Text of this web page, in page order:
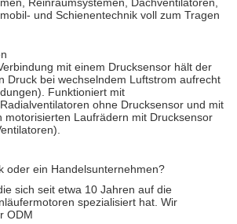
und Schienentechnik voll zum Tragen
mit einem Drucksensor hält der
Druck bei wechselndem Luftstrom aufrecht
Funktioniert mit
ohne Drucksensor und mit
motorisierten Laufrädern mit Drucksensor
oder ein Handelsunternehmen?
sich seit etwa 10 Jahren auf die
spezialisiert hat. Wir
ODM